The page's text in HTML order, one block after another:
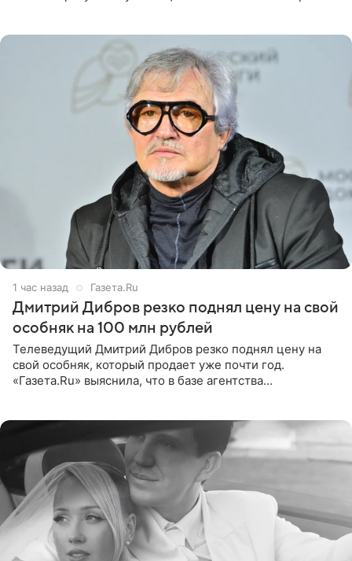
1 час назад Газета.Ru
Дмитрий Дибров резко поднял цену на свой
особняк на 100 млн рублей
Телеведущий Дмитрий Дибров резко поднял цену на
свой особняк, который продает уже почти год.
«Газета.Ru» выяснила, что в базе агентства